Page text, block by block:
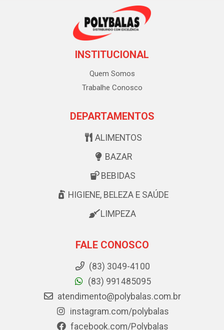
INSTITUCIONAL
Quem Somos
Trabalhe Conosco
DEPARTAMENTOS
ALIMENTOS
BAZAR
BEBIDAS
HIGIENE, BELEZA E SAÚDE
LIMPEZA
FALE CONOSCO
(83) 3049-4100
(83) 991485095
atendimento@polybalas.com.br
instagram.com/polybalas
facebook.com/Polybalas